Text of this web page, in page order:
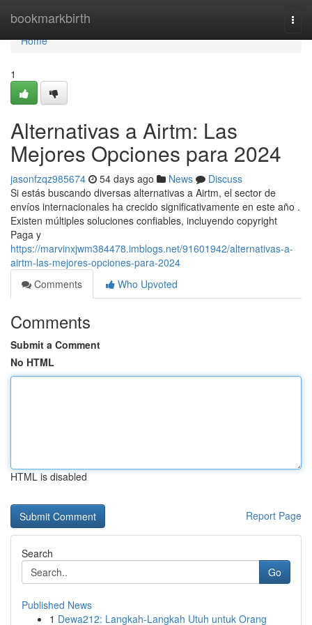
bookmarkbirth
Home
Home
1
Alternativas a Airtm: Las
Mejores Opciones para 2024
jasonfzqz985674 54 days ago News
Discuss
Si estás buscando diversas alternativas a Airtm, el sector de
envíos internacionales ha crecido significativamente en este año .
Existen múltiples soluciones confiables, incluyendo copyright
Paga y
https://marvinxjwm384478.imblogs.net/91601942/alternativas-a-
airtm-las-mejores-opciones-para-2024
Comments
Who Upvoted
Comments
Submit a Comment
No HTML
HTML is disabled
Report Page
Search
Go
Published News
1 Dewa212: Langkah-Langkah Utuh untuk Orang